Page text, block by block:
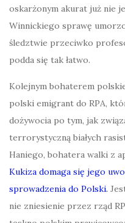
oskarżonym akurat już nie
Winnickiego sprawę
śledztwie przeciwko
podda się tak łatwo.
Kolejnym bohaterem
polski emigrant do RPA,
dożywocia po tym, jak
terrorystyczną białych
Haniego, bohatera walki z
Kukiza domaga się jego
sprowadzenia do Polski.
nie zniesienie przez rząd